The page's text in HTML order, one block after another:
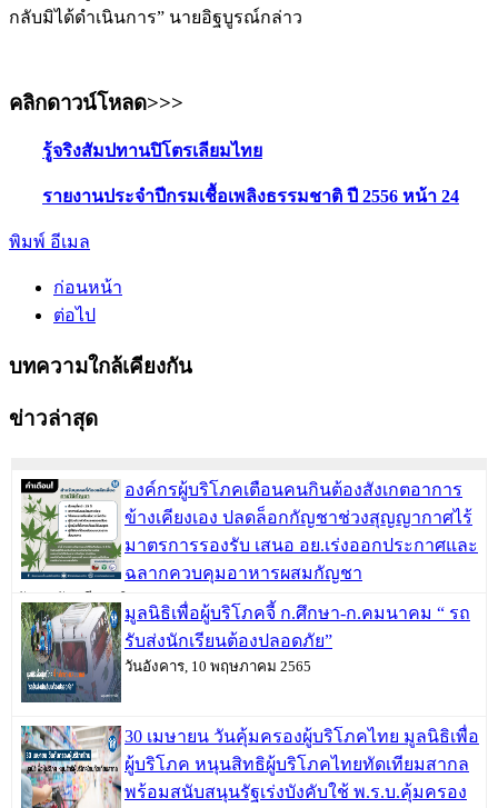
กลับมิได้ดำเนินการ” นายอิฐบูรณ์กล่าว
คลิกดาวน์โหลด>>>
รู้จริงสัมปทานปิโตรเลียมไทย
รายงานประจำปีกรมเชื้อเพลิงธรรมชาติ ปี 2556 หน้า 24
พิมพ์ อีเมล
ก่อนหน้า
ต่อไป
บทความใกล้เคียงกัน
ข่าวล่าสุด
องค์กรผู้บริโภคเตือนคนกินต้องสังเกตอาการ
ข้างเคียงเอง ปลดล็อกกัญชาช่วงสุญญากาศไร้
มาตรการรองรับ เสนอ อย.เร่งออกประกาศและ
ฉลากควบคุมอาหารผสมกัญชา
วันพฤหัสบดี, 09 มิถุนายน 2565
มูลนิธิเพื่อผู้บริโภคจี้ ก.ศึกษา-ก.คมนาคม “ รถ
รับส่งนักเรียนต้องปลอดภัย”
วันอังคาร, 10 พฤษภาคม 2565
30 เมษายน วันคุ้มครองผู้บริโภคไทย มูลนิธิเพื่อ
ผู้บริโภค หนุนสิทธิผู้บริโภคไทยทัดเทียมสากล
พร้อมสนับสนุนรัฐเร่งบังคับใช้ พ.ร.บ.คุ้มครอง